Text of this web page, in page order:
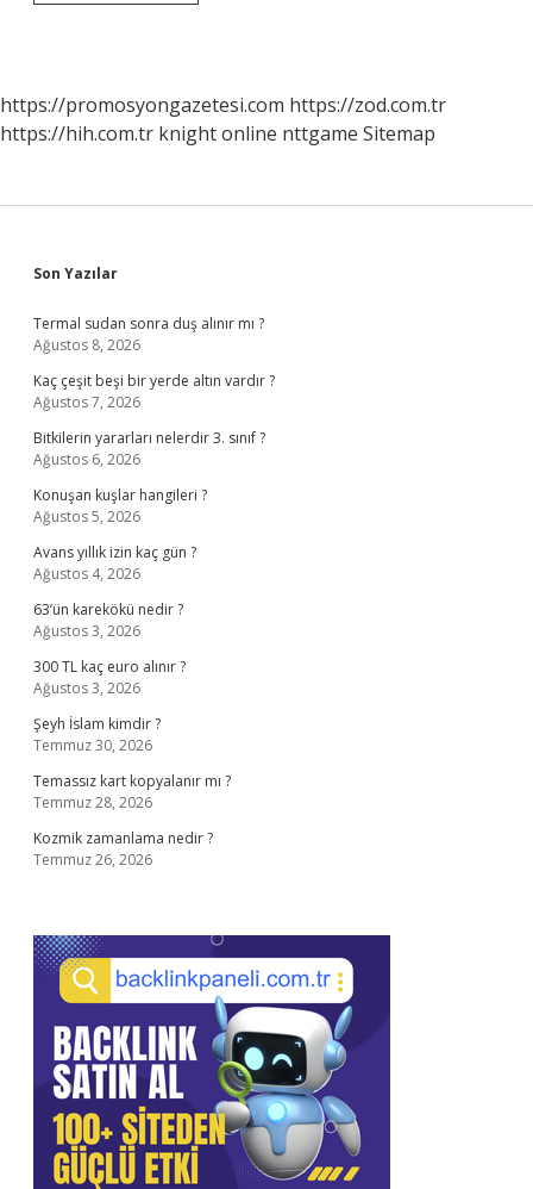
https://promosyongazetesi.com https://zod.com.tr
https://hih.com.tr knight online nttgame Sitemap
Sidebar
Son Yazılar
Termal sudan sonra duş alınır mı ?
Ağustos 8, 2026
Kaç çeşit beşi bir yerde altın vardır ?
Ağustos 7, 2026
Bitkilerin yararları nelerdir 3. sınıf ?
Ağustos 6, 2026
Konuşan kuşlar hangileri ?
Ağustos 5, 2026
Avans yıllık izin kaç gün ?
Ağustos 4, 2026
63’ün karekökü nedir ?
Ağustos 3, 2026
300 TL kaç euro alınır ?
Ağustos 3, 2026
Şeyh İslam kimdir ?
Temmuz 30, 2026
Temassız kart kopyalanır mı ?
Temmuz 28, 2026
Kozmik zamanlama nedir ?
Temmuz 26, 2026